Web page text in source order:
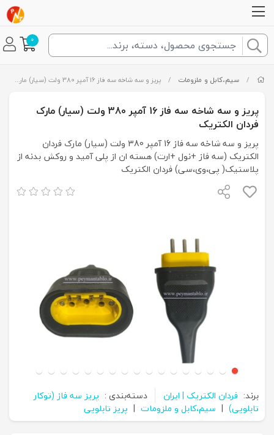
0
/ سیم،کابل و ملزومات / پریز و سه شاخه سه فاز 16 آمپر 380 ولت (سیار) مارک فردان الکتریک
پریز و سه شاخه سه فاز 16 آمپر 380 ولت (سیار) مارک
فردان الکتریک
پریز و سه شاخه سه فاز 16 آمپر 380 ولت (سیار) مارک فردان
الکتریک (سه فاز +نول +ارت) هسته ان از پلی آمید و روکش بدنه از
پلاستیک( پی،وی،سی) فردان الکتریک
برند: فردان الکتریک | ایران دسته‌بندی : پریز سه فاز (توکار
تابلویی) | سیم،کابل و ملزومات | پریز تابلویی